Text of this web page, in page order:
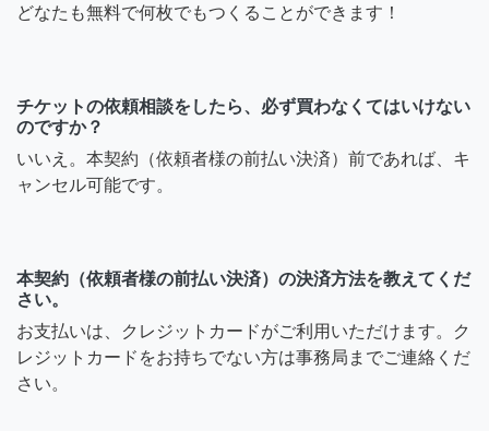
どなたも無料で何枚でもつくることができます！
チケットの依頼相談をしたら、必ず買わなくてはいけない
のですか？
いいえ。本契約（依頼者様の前払い決済）前であれば、キ
ャンセル可能です。
本契約（依頼者様の前払い決済）の決済方法を教えてくだ
さい。
お支払いは、クレジットカードがご利用いただけます。ク
レジットカードをお持ちでない方は事務局までご連絡くだ
さい。